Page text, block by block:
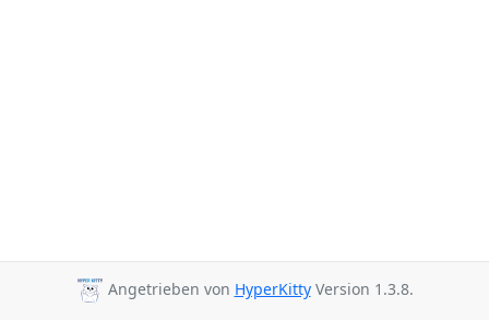
Angetrieben von HyperKittyVersion 1.3.8.